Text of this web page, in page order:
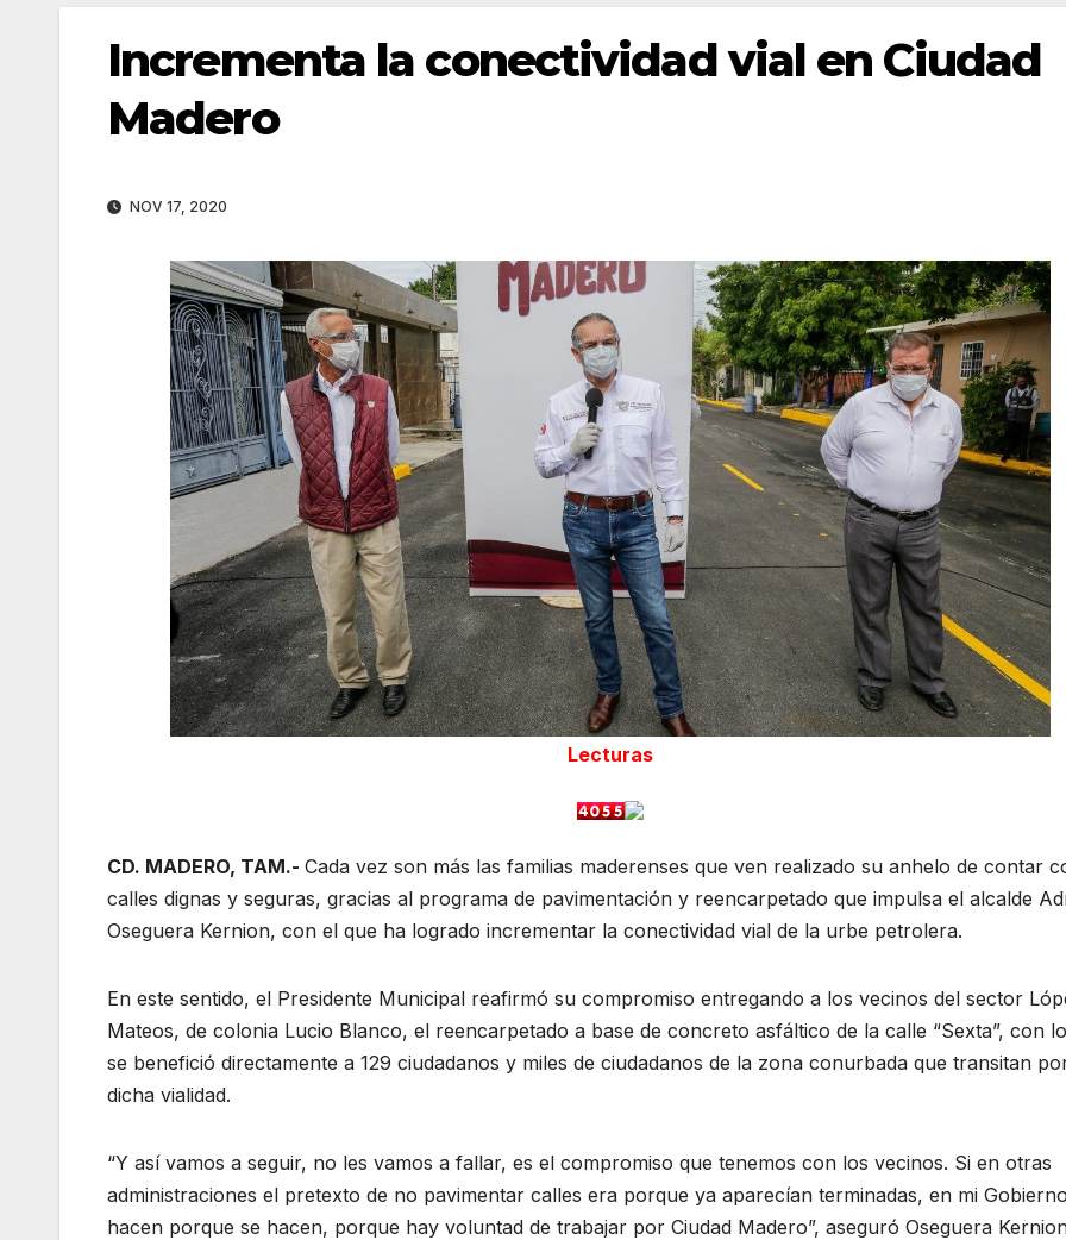
Incrementa la conectividad vial en Ciudad
Madero
NOV 17, 2020
Lecturas
CD. MADERO, TAM.- Cada vez son más las familias maderenses que ven realizado su anhelo de contar
calles dignas y seguras, gracias al programa de pavimentación y reencarpetado que impulsa el alcalde
Oseguera Kernion, con el que ha logrado incrementar la conectividad vial de la urbe petrolera.
En este sentido, el Presidente Municipal reafirmó su compromiso entregando a los vecinos del sector
Mateos, de colonia Lucio Blanco, el reencarpetado a base de concreto asfáltico de la calle “Sexta”, con
se benefició directamente a 129 ciudadanos y miles de ciudadanos de la zona conurbada que transitan
dicha vialidad.
“Y así vamos a seguir, no les vamos a fallar, es el compromiso que tenemos con los vecinos. Si en otras
administraciones el pretexto de no pavimentar calles era porque ya aparecían terminadas, en mi
hacen porque se hacen, porque hay voluntad de trabajar por Ciudad Madero”, aseguró Oseguera